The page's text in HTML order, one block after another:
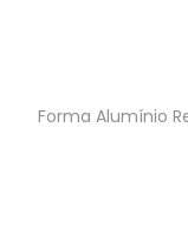
Forma Alumínio